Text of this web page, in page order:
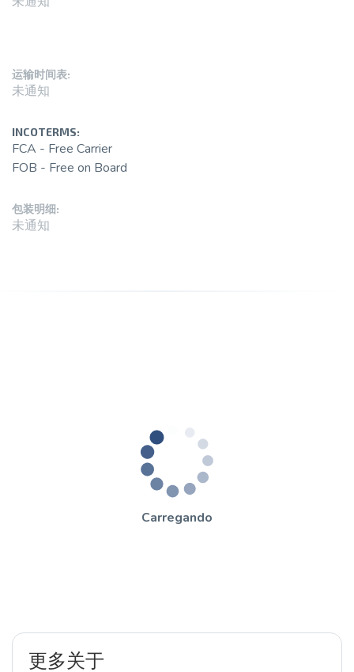
运输时间表:
未通知
INCOTERMS:
FCA - Free Carrier
FOB - Free on Board
包装明细:
未通知
Carregando
更多关于